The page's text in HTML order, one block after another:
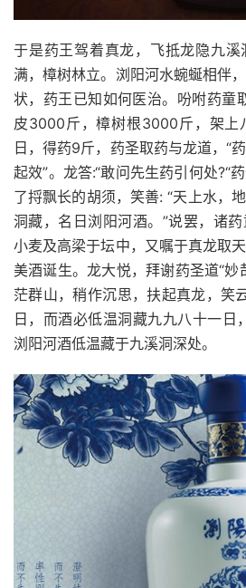
于是药王驾着真龙，飞抵龙隐九
满，樟树林立。浏阳河水蜿蜒相伴
状，药王已知如何医治。吩咐药童
皮3000斤，樟树根3000斤，架上
日，得药9斤，药圣取药与龙道，“
起效”。龙答:“敢问先生药引何处?“
了捋飘长的胡须，笑善: “天上水，
洞藏，名日浏阳河酒。”说罢，诸药
小麦及高梁于坛中，又嘱于真龙取
美酒诞生。龙大悦，拜谢药圣道“妙
茫群山，稍作沉思，扶起真龙，笑
日，而酒必低温洞藏九九八十一日
浏阳河酒低温藏于九溪洞深处。